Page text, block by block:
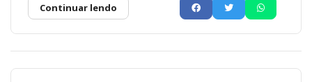
Continuar lendo